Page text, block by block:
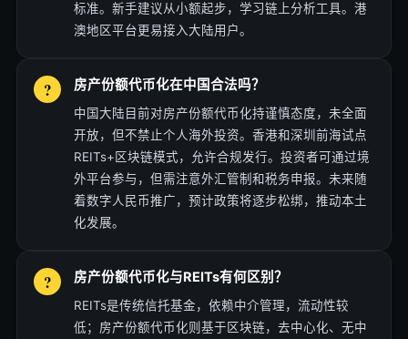
标准。新手建议从小额起步，学习链上分析工具。港
澳地区平台更易接入大陆用户。
房产份额代币化在中国合法吗？
中国大陆目前对房产份额代币化持谨慎态度，未全面
开放，但不禁止个人海外投资。香港和深圳前海试点
REITs+区块链模式，允许合规发行。投资者可通过境
外平台参与，但需注意外汇管制和税务申报。未来随
着数字人民币推广，预计政策将逐步松绑，推动本土
化发展。
房产份额代币化与REITs有何区别？
REITs是传统信托基金，依赖中介管理，流动性较
低；房产份额代币化则基于区块链，去中心化、无中